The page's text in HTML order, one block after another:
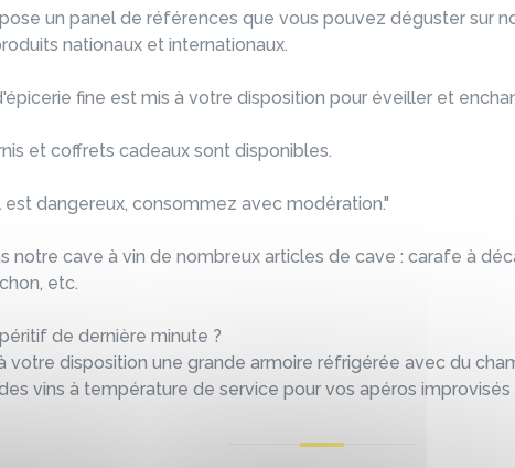
un panel de références que vous pouvez déguster sur
nationaux et internationaux.
fine est mis à votre disposition pour éveiller et
et coffrets cadeaux sont disponibles.
est dangereux, consommez avec modération."
notre cave à vin de nombreux articles de cave : carafe à
etc.
de dernière minute ?
votre disposition une grande armoire réfrigérée avec du
vins à température de service pour vos apéros improvisés